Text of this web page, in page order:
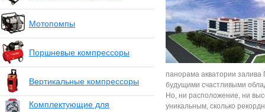
Мотопомпы
Поршневые компрессоры
Вертикальные компрессоры
Комплектующие для
панорама акватории
будущими счастливыми
Но, ни расположение, ни
уникальным, сколько